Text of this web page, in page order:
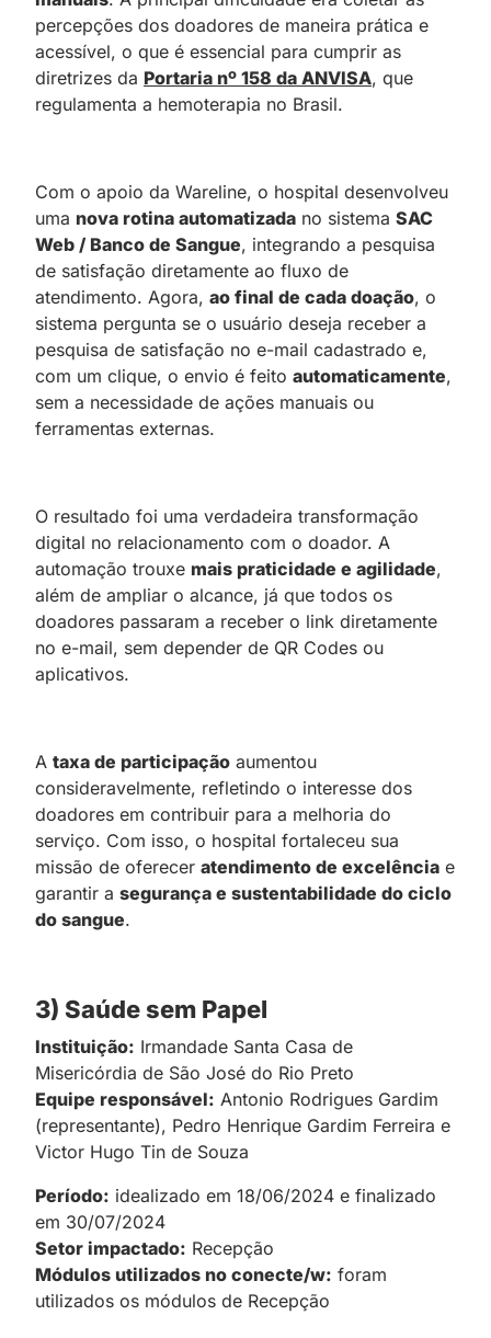
percepções dos doadores de maneira prática e
acessível, o que é essencial para cumprir as
diretrizes da Portaria nº 158 da ANVISA, que
regulamenta a hemoterapia no Brasil.
Com o apoio da Wareline, o hospital desenvolveu
uma nova rotina automatizada no sistema SAC
Web / Banco de Sangue, integrando a pesquisa
de satisfação diretamente ao fluxo de
atendimento. Agora, ao final de cada doação, o
sistema pergunta se o usuário deseja receber a
pesquisa de satisfação no e-mail cadastrado e,
com um clique, o envio é feito automaticamente,
sem a necessidade de ações manuais ou
ferramentas externas.
O resultado foi uma verdadeira transformação
digital no relacionamento com o doador. A
automação trouxe mais praticidade e agilidade,
além de ampliar o alcance, já que todos os
doadores passaram a receber o link diretamente
no e-mail, sem depender de QR Codes ou
aplicativos.
A taxa de participação aumentou
consideravelmente, refletindo o interesse dos
doadores em contribuir para a melhoria do
serviço. Com isso, o hospital fortaleceu sua
missão de oferecer atendimento de excelência e
garantir a segurança e sustentabilidade do ciclo
do sangue.
3) Saúde sem Papel
Instituição: Irmandade Santa Casa de
Misericórdia de São José do Rio Preto
Equipe responsável: Antonio Rodrigues Gardim
(representante), Pedro Henrique Gardim Ferreira e
Victor Hugo Tin de Souza
Período: idealizado em 18/06/2024 e finalizado
em 30/07/2024
Setor impactado: Recepção
Módulos utilizados no conecte/w: foram
utilizados os módulos de Recepção